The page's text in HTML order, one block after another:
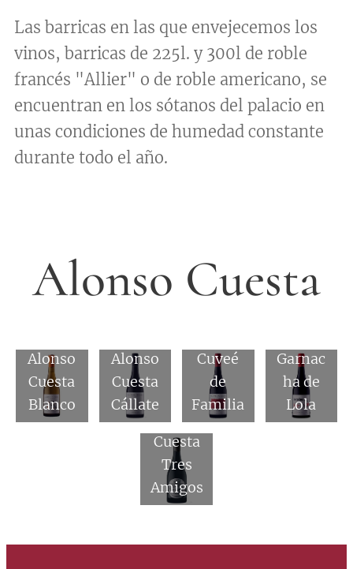
Las barricas en las que envejecemos los
vinos, barricas de 225l. y 300l de roble
francés "Allier" o de roble americano, se
encuentran en los sótanos del palacio en
unas condiciones de humedad constante
durante todo el año.
Alonso Cuesta
Alonso
Cuesta
Blanco
Alonso
Cuesta
Cállate
Cuveé
de
Familia
Alonso
Garnac
ha de
Lola
Alonso
Cuesta
Tres
Amigos